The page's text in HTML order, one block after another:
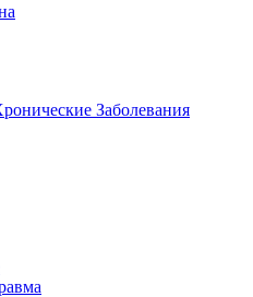
Заболевания